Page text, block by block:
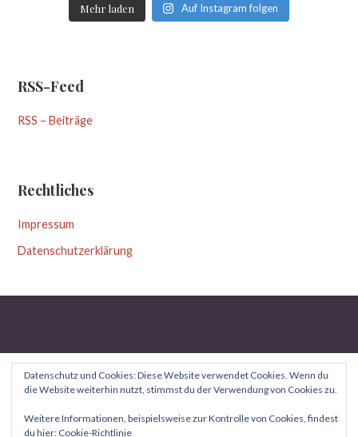
Mehr laden Auf Instagram folgen
RSS-Feed
RSS – Beiträge
Rechtliches
Impressum
Datenschutzerklärung
Datenschutz und Cookies: Diese Website verwendet Cookies. Wenn du
die Website weiterhin nutzt, stimmst du der Verwendung von Cookies zu.
Weitere Informationen, beispielsweise zur Kontrolle von Cookies, findest
du hier: Cookie-Richtlinie